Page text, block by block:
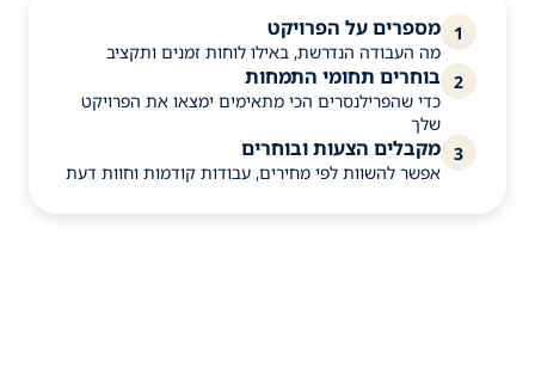
1 מספרים על הפרויקט
מה העבודה הנדרשת, באילו לוחות זמנים ותקציב
2
בוחרים תחומי התמחות
כדי שהפרילנסרים הכי מתאימים ימצאו את הפרויקט
שלך
3 מקבלים הצעות ובוחרים
אפשר להשוות לפי מחירים, עבודות קודמות וחוות דעת